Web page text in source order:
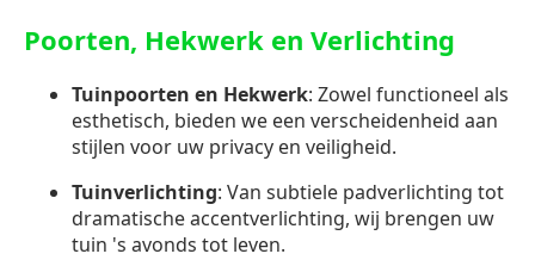
Poorten, Hekwerk en Verlichting
Tuinpoorten en Hekwerk: Zowel functioneel als
esthetisch, bieden we een verscheidenheid aan
stijlen voor uw privacy en veiligheid.
Tuinverlichting: Van subtiele padverlichting tot
dramatische accentverlichting, wij brengen uw
tuin 's avonds tot leven.